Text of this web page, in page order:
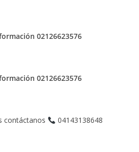
02126623576
02126623576
contáctanos 04143138648